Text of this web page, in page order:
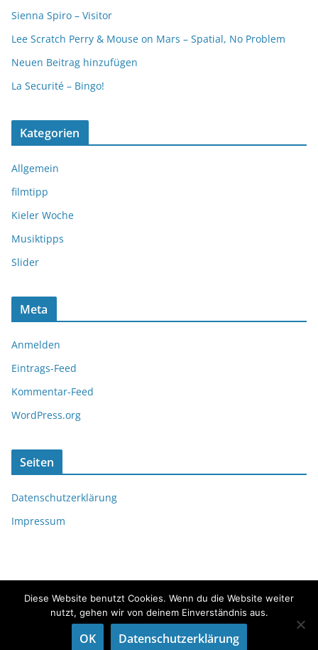
Sienna Spiro – Visitor
Lee Scratch Perry & Mouse on Mars – Spatial, No Problem
Neuen Beitrag hinzufügen
La Securité – Bingo!
Kategorien
Allgemein
filmtipp
Kieler Woche
Musiktipps
Slider
Meta
Anmelden
Eintrags-Feed
Kommentar-Feed
WordPress.org
Seiten
Datenschutzerklärung
Impressum
Copyright © 2026 fördeflüsterer. Alle Rechte vorbehalten.
ColorMag von ThemeGrill. Präsentiert von
Diese Website benutzt Cookies. Wenn du die Website weiter
nutzt, gehen wir von deinem Einverständnis aus.
OK Datenschutzerklärung